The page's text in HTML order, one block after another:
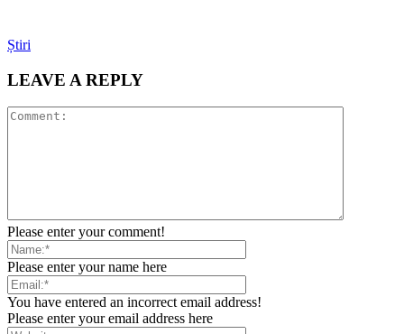
Știri
LEAVE A REPLY
Please enter your comment!
Please enter your name here
You have entered an incorrect email address!
Please enter your email address here